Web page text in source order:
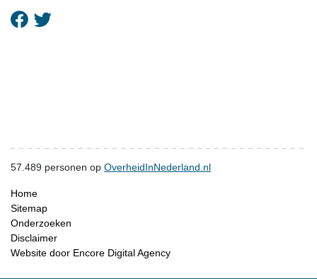
57.489 personen op OverheidInNederland.nl
Home
Sitemap
Onderzoeken
Disclaimer
Website door Encore Digital Agency